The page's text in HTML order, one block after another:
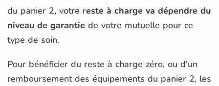
du panier 2, votre reste à charge va dépendre du
niveau de garantie de votre mutuelle pour ce
type de soin.
Pour bénéficier du reste à charge zéro, ou d'un
remboursement des équipements du panier 2, les